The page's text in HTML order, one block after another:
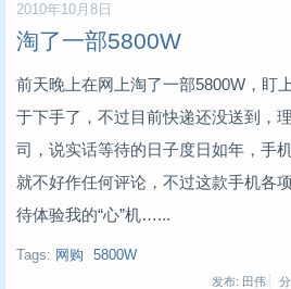
2010年10月8日
淘了一部5800W
前天晚上在网上淘了一部5800W，盯
于下手了，不过目前快递还没送到，
司，说实话等待的日子度日如年，手
就不好作任何评论，不过这款手机各
待体验我的“心”机…...
Tags: 网购 5800W
发布: 田伟